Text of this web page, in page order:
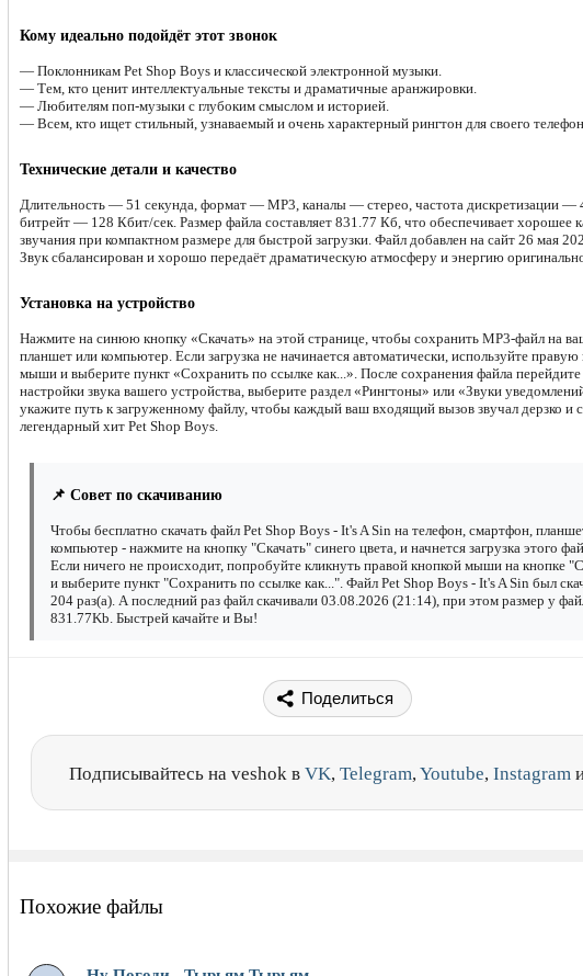
Кому идеально подойдёт этот звонок
— Поклонникам Pet Shop Boys и классической электронной музыки.
— Тем, кто ценит интеллектуальные тексты и драматичные аранжировки.
— Любителям поп-музыки с глубоким смыслом и историей.
— Всем, кто ищет стильный, узнаваемый и очень характерный рингтон для своего
Технические детали и качество
Длительность — 51 секунда, формат — MP3, каналы — стерео, частота дискретизации —
битрейт — 128 Кбит/сек. Размер файла составляет 831.77 Кб, что обеспечивает хорошее
звучания при компактном размере для быстрой загрузки. Файл добавлен на сайт 26 мая
Звук сбалансирован и хорошо передаёт драматическую атмосферу и энергию
Установка на устройство
Нажмите на синюю кнопку «Скачать» на этой странице, чтобы сохранить MP3-файл на
планшет или компьютер. Если загрузка не начинается автоматически, используйте правую
мыши и выберите пункт «Сохранить по ссылке как...». После сохранения файла перейдите
настройки звука вашего устройства, выберите раздел «Рингтоны» или «Звуки
укажите путь к загруженному файлу, чтобы каждый ваш входящий вызов звучал дерзко и
легендарный хит Pet Shop Boys.
📌 Совет по скачиванию
Чтобы бесплатно скачать файл Pet Shop Boys - It's A Sin на телефон, смартфон,
компьютер - нажмите на кнопку "Скачать" синего цвета, и начнется загрузка этого
Если ничего не происходит, попробуйте кликнуть правой кнопкой мыши на кнопке
и выберите пункт "Сохранить по ссылке как...". Файл Pet Shop Boys - It's A Sin был
204 раз(а). А последний раз файл скачивали 03.08.2026 (21:14), при этом размер у
831.77Kb. Быстрей качайте и Вы!
Поделиться
Подписывайтесь на veshok в VK, Telegram,Youtube, Instagram
Похожие файлы